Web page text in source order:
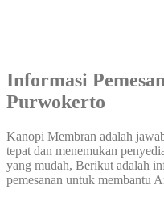
Informasi
Purwokerto
Kanopi Membran adalah
tepat dan menemukan
yang mudah, Berikut adalah
pemesanan untuk membantu